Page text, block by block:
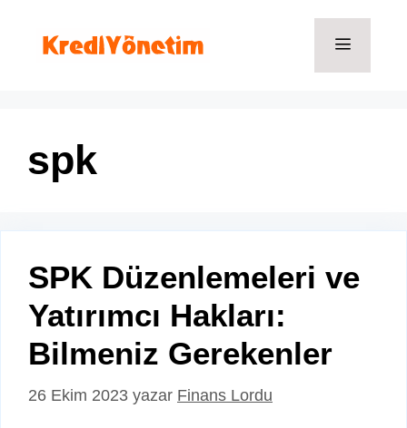
spk
SPK Düzenlemeleri ve
Yatırımcı Hakları:
Bilmeniz Gerekenler
26 Ekim 2023 yazar Finans Lordu